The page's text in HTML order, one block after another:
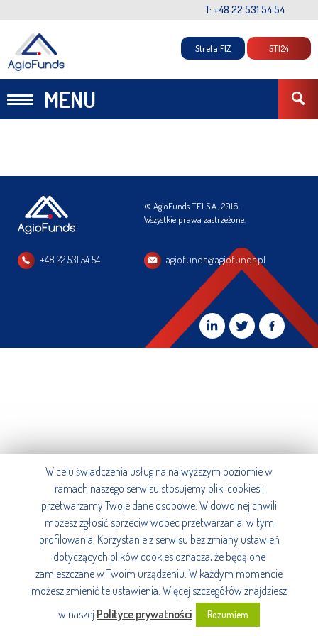
T: +48 22 531 54 54
MENU
Strefa FIZ STI24
© AgioFunds TFI S.A., 2016.
Wszystkie prawa zastrzeżone.
+48 22 531 54 54 agiofunds@agiofunds.pl
W celu świadczenia usług na najwyższym poziomie w
ramach naszego serwisu stosujemy pliki cookies i
przetwarzamy Twoje dane osobowe. W dowolnej chwili
możesz zgłosić sprzeciw wobec przetwarzania, w tym
profilowania. Korzystanie z serwisu bez zmiany ustawień
dotyczących plików cookies oznacza, że będą one
zamieszczane w Twoim urządzeniu. W każdym momencie
możesz zmienić te ustawienia. Więcej szczegółów znajdziesz
w naszej Polityce prywatności. Rozumiem